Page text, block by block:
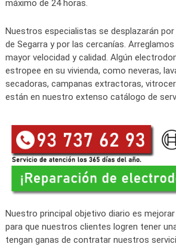
máximo de 24 horas.
Nuestros especialistas se desplazarán por
de Segarra y por las cercanías.
mayor velocidad y calidad. Algún
estropee en su vivienda, como neveras,
secadoras, campanas extractoras,
están en nuestro extenso catálogo de
Nuestro principal objetivo diario es
para que nuestros clientes logren tener
tengan ganas de contratar nuestros